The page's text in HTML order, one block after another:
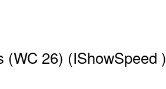
(WC 26) (IShowSpeed )